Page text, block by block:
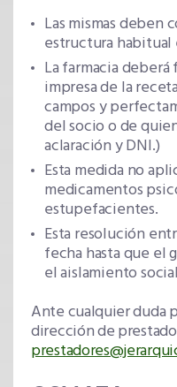
Las mismas deben
estructura
La farmacia
impresa de la
campos y
del socio o de
aclaración y DNI.)
Esta medida no
medicamentos
estupefacientes.
Esta resolución
fecha hasta que el
el aislamiento
Ante cualquier duda
dirección de